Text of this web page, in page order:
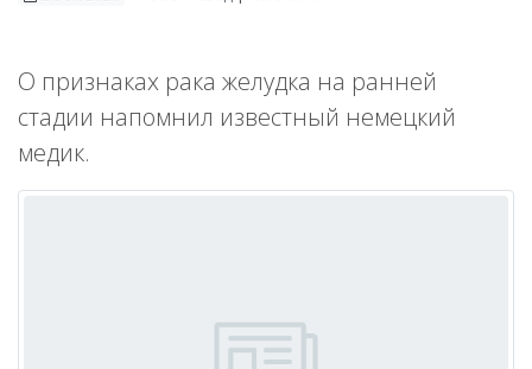
О признаках рака желудка на ранней
стадии напомнил известный немецкий
медик.